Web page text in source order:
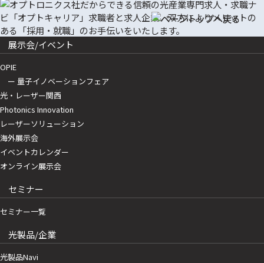
展示会/イベント
OPIE
ー 量子イノベーションフェア
光・レーザー関西
Photonics Innovation
レーザーソリューション
海外展示会
イベントカレンダー
オンライン展示会
セミナー
セミナー一覧
光製品/企業
光製品Navi